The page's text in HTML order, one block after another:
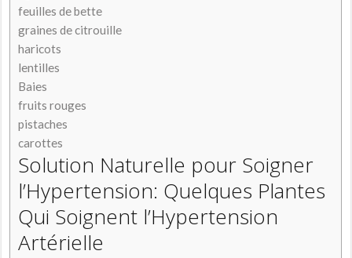
feuilles de bette
graines de citrouille
haricots
lentilles
Baies
fruits rouges
pistaches
carottes
Solution Naturelle pour Soigner
l’Hypertension: Quelques Plantes
Qui Soignent l’Hypertension
Artérielle